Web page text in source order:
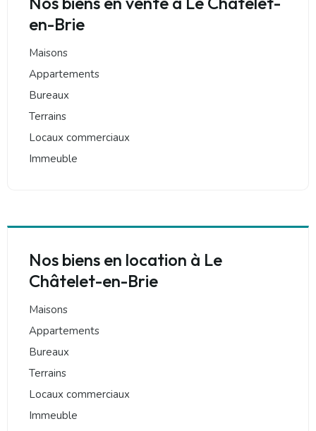
en-Brie
Maisons
Appartements
Bureaux
Terrains
Locaux commerciaux
Immeuble
Nos biens en location à Le
Châtelet-en-Brie
Maisons
Appartements
Bureaux
Terrains
Locaux commerciaux
Immeuble